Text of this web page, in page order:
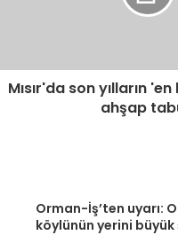
Mısır'da son yılların
ahşap
Orman-İş’ten uyarı:
köylünün yerini